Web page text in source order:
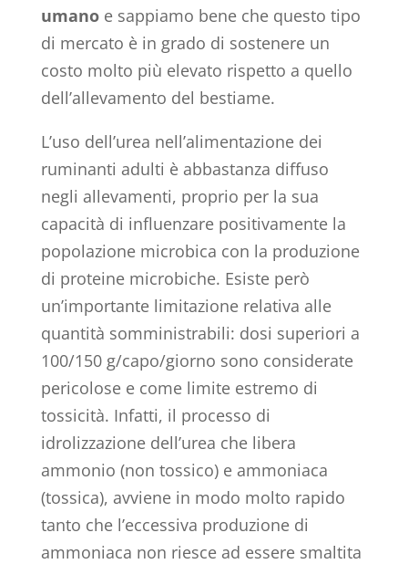
umanoe sappiamo bene che questo tipo
di mercato è in grado di sostenere un
costo molto più elevato rispetto a quello
dell’allevamento del bestiame.
L’uso dell’urea nell’alimentazione dei
ruminanti adulti è abbastanza diffuso
negli allevamenti, proprio per la sua
capacità di influenzare positivamente la
popolazione microbica con la produzione
di proteine microbiche. Esiste però
un’importante limitazione relativa alle
quantità somministrabili: dosi superiori a
100/150 g/capo/giorno sono considerate
pericolose e come limite estremo di
tossicità. Infatti, il processo di
idrolizzazione dell’urea che libera
ammonio (non tossico) e ammoniaca
(tossica), avviene in modo molto rapido
tanto che l’eccessiva produzione di
ammoniaca non riesce ad essere smaltita